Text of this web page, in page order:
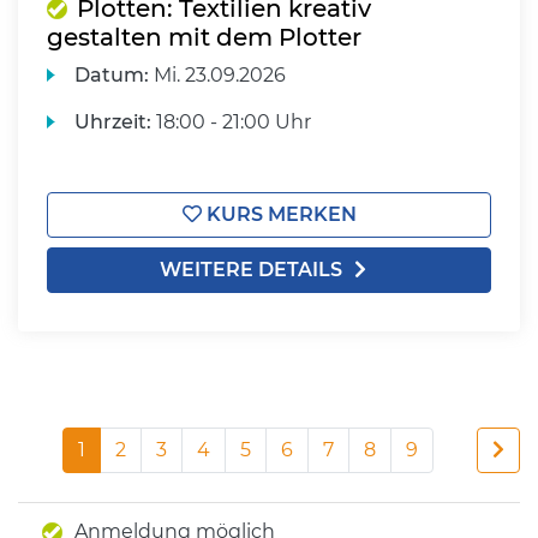
Plotten: Textilien kreativ
gestalten mit dem Plotter
Datum: Mi. 23.09.2026
Uhrzeit: 18:00 - 21:00 Uhr
KURS MERKEN
WEITERE DETAILS
1 2 3 4 5 6 7 8 9
Anmeldung möglich